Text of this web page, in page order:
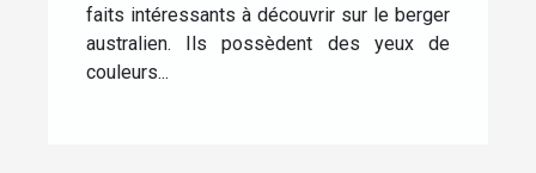
faits intéressants à découvrir sur le berger
australien. Ils possèdent des yeux de
couleurs...